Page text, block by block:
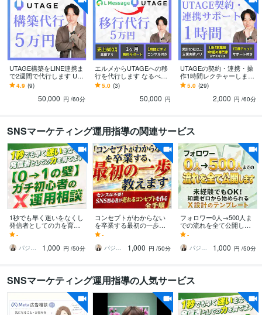
UTAGE構築をLINE連携ま
で2週間で代行します UTA
GEで売上を自動化したい
設定でつまずきたくない
4.9 (9)
50,000 円 /60分
エルメからUTAGEへの移
行を代行します なるべく
安い価格でエルメからUT
AGEへ引っ越したい方へ
5.0 (3)
50,000 円
UTAGEの契約・連携・操
作1時間レクチャーします
LINE事業歴3年超の専門家
が手厚くサポート！
5.0 (29)
2,000 円 /60分
SNSマーケティング運用指導の関連サービス
1秒でも早く迷いをなくし
発信者としての力を育て
ます 【０→１の壁】ガチ
初心者のX運用相談
-
パジャマ先生
1,000 円 /50分
コンセプトがわからない
を卒業する最初の一歩教
えます センスは不要！
SNS初心者が売れるコン
セプトを作る全手順
-
パジャマ先生
1,000 円 /50分
フォロワー0人→500人ま
での流れを全て公開しま
す 未経験でもOK！知識ゼ
ロから始められるX設計の
テンプレート
-
パジャマ先生
1,000 円 /50分
SNSマーケティング運用指導の人気サービス